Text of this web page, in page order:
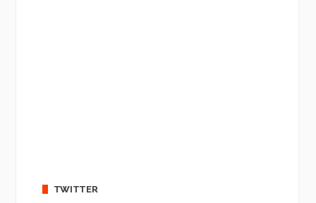
TWITTER